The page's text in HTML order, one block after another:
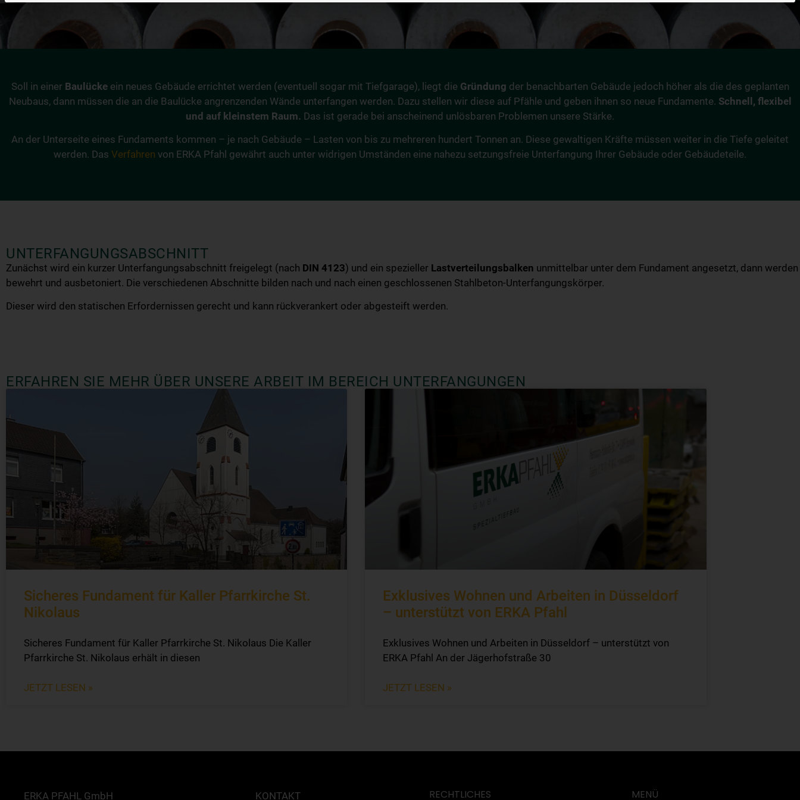
Soll in einer Baulückeein neues Gebäude errichtet werden (eventuell sogar mit Tiefgarage), liegt die Gründung der benachbarten Gebäude jedoch höher als die des geplanten
Neubaus, dann müssen die an die Baulücke angrenzenden Wände unterfangen werden. Dazu stellen wir diese auf Pfähle und geben ihnen so neue Fundamente. Schnell, flexibel
und auf kleinstem Raum. Das ist gerade bei anscheinend unlösbaren Problemen unsere Stärke.
An der Unterseite eines Fundaments kommen – je nach Gebäude – Lasten von bis zu mehreren hundert Tonnen an. Diese gewaltigen Kräfte müssen weiter in die Tiefe geleitet
werden. Das Verfahren von ERKA Pfahl gewährt auch unter widrigen Umständen eine nahezu setzungsfreie Unterfangung Ihrer Gebäude oder Gebäudeteile.
UNTERFANGUNGSABSCHNITT
Zunächst wird ein kurzer Unterfangungsabschnitt freigelegt (nach DIN 4123) und ein spezieller Lastverteilungsbalken unmittelbar unter dem Fundament angesetzt, dann
bewehrt und ausbetoniert. Die verschiedenen Abschnitte bilden nach und nach einen geschlossenen Stahlbeton-Unterfangungskörper.
Dieser wird den statischen Erfordernissen gerecht und kann rückverankert oder abgesteift werden.
ERFAHREN SIE MEHR ÜBER UNSERE ARBEIT IM BEREICH UNTERFANGUNGEN
Sicheres Fundament für Kaller Pfarrkirche St.
Nikolaus
Sicheres Fundament für Kaller Pfarrkirche St. Nikolaus Die Kaller
Pfarrkirche St. Nikolaus erhält in diesen
JETZT LESEN »
Exklusives Wohnen und Arbeiten in Düsseldorf
– unterstützt von ERKA Pfahl
Exklusives Wohnen und Arbeiten in Düsseldorf – unterstützt von
ERKA Pfahl An der Jägerhofstraße 30
JETZT LESEN »
ERKA PFAHL GmbH KONTAKT RECHTLICHES MENÜ